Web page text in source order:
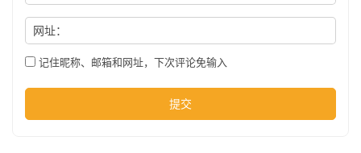
科
网址：
记住昵称、邮箱和网址，下次评论免输入
提交